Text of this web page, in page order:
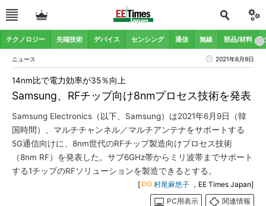
テクノロジー 先端技術 デバイス センシング 通信 無線 部品/材料
ニュース 2021年6月9日
Samsung、RFチップ向け8nmプロセス技術を発表
14nm比で電力効率が35％向上
Samsung Electronics（以下、Samsung）は2021年6月9日（韓
国時間）、マルチチャンネル／マルチアンテナをサポートする
5G通信向けに、8nm世代のRFチップ製造向けプロセス技術
（8nm RF）を発表した。サブ6GHz帯からミリ波帯までサポート
する1チップのRFソリューションを製造できるとする。
[ 村尾麻悠子 ，EE Times Japan]
PC用表示
関連情報